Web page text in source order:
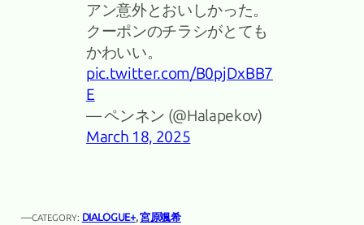
アン意外とおいしかった。
クーポンのチラシがとても
かわいい。
pic.twitter.com/B0pjDxBB7
E
— ペンネン (@Halapekov)
March 18, 2025
—CATEGORY: DIALOGUE+, 宮原颯希